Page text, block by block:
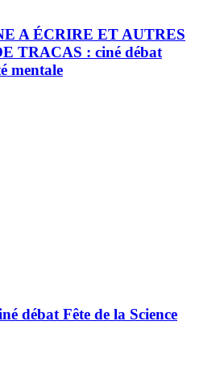
A ÉCRIRE ET AUTRES
TRACAS : ciné débat
mentale
débat Fête de la Science